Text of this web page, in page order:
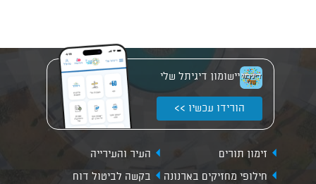
יישומון דיגיתל שלי
הורידו עכשיו >>
זימון תורים
העיר והעירייה
חילופי מחזיקים בארנונה
בקשה לביטול דוח